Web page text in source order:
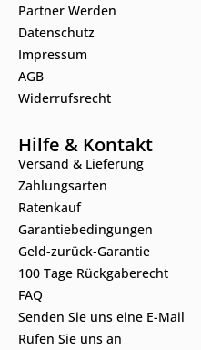
Partner Werden
Datenschutz
Impressum
AGB
Widerrufsrecht
Hilfe & Kontakt
Versand & Lieferung
Zahlungsarten
Ratenkauf
Garantiebedingungen
Geld-zurück-Garantie
100 Tage Rückgaberecht
FAQ
Senden Sie uns eine E-Mail
Rufen Sie uns an